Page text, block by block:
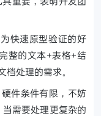
快速原型验证的好
整的文本+表格+结
处理的需求。
件条件有限，不妨
需要处理更复杂的